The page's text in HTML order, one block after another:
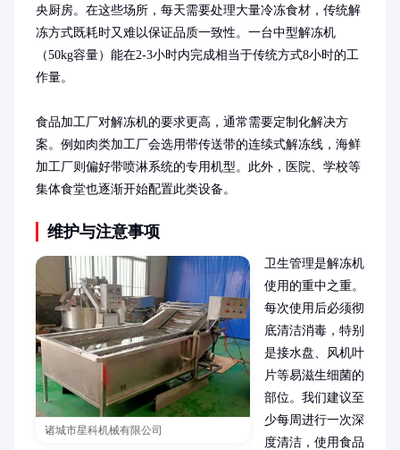
央厨房。在这些场所，每天需要处理大量冷冻食材，传统解
冻方式既耗时又难以保证品质一致性。一台中型解冻机
（50kg容量）能在2-3小时内完成相当于传统方式8小时的工
作量。
食品加工厂对解冻机的要求更高，通常需要定制化解决方
案。例如肉类加工厂会选用带传送带的连续式解冻线，海鲜
加工厂则偏好带喷淋系统的专用机型。此外，医院、学校等
集体食堂也逐渐开始配置此类设备。
维护与注意事项
诸城市星科机械有限公司
卫生管理是解冻机
使用的重中之重。
每次使用后必须彻
底清洁消毒，特别
是接水盘、风机叶
片等易滋生细菌的
部位。我们建议至
少每周进行一次深
度清洁，使用食品